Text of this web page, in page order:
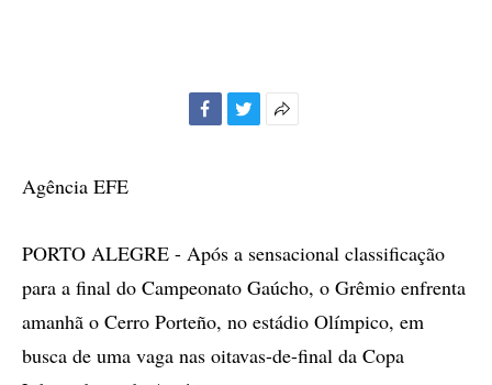
Agência EFE
PORTO ALEGRE - Após a sensacional classificação
para a final do Campeonato Gaúcho, o Grêmio enfrenta
amanhã o Cerro Porteño, no estádio Olímpico, em
busca de uma vaga nas oitavas-de-final da Copa